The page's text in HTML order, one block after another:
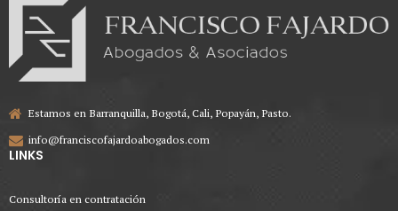
Estamos en Barranquilla, Bogotá, Cali, Popayán, Pasto.
info@franciscofajardoabogados.com
LINKS
Consultoría en contratación